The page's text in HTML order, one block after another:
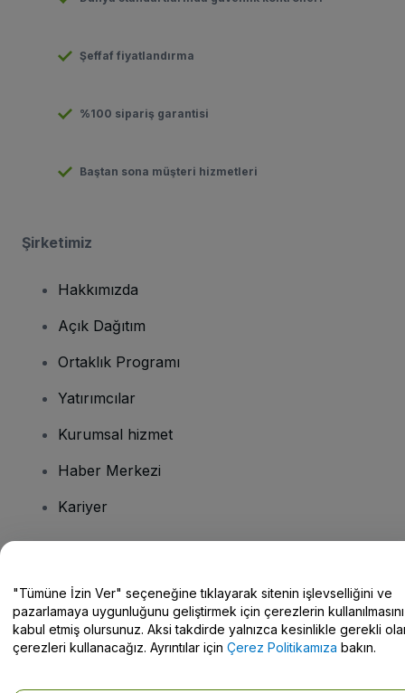
Şeffaf fiyatlandırma
%100 sipariş garantisi
Baştan sona müşteri hizmetleri
Şirketimiz
Hakkımızda
Açık Dağıtım
Ortaklık Programı
Yatırımcılar
Kurumsal hizmet
Haber Merkezi
Kariyer
Yardım Merkezi / Bize Ulaşın
"Tümüne İzin Ver" seçeneğine tıklayarak sitenin işlevselliğini ve
pazarlamaya uygunluğunu geliştirmek için çerezlerin kullanılmasını
kabul etmiş olursunuz. Aksi takdirde yalnızca kesinlikle gerekli
çerezleri kullanacağız. Ayrıntılar için Çerez Politikamıza bakın.